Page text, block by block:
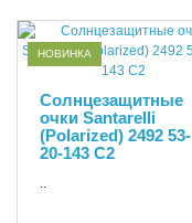
НОВИНКА
Солнцезащитные
очки Santarelli
(Polarized) 2492 53-
20-143 С2
..